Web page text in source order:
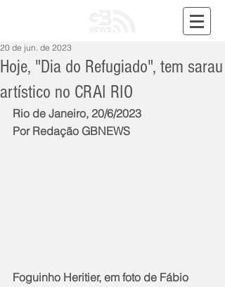
Hoje, "Dia do Refugiado", tem sarau
artístico no CRAI RIO
20 de jun. de 2023
Rio de Janeiro, 20/6/2023
Por Redação GBNEWS
Foguinho Heritier, em foto de Fábio